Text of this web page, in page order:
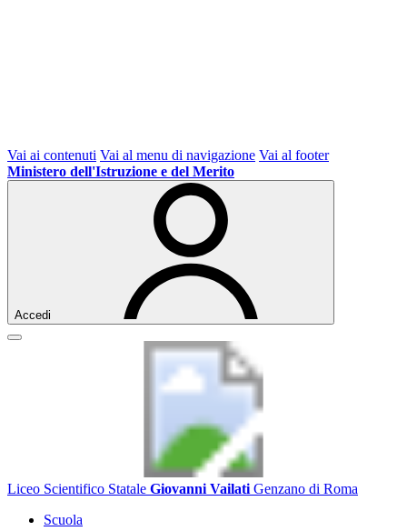
Vai ai contenuti Vai al menu di navigazione Vai al footer
Ministero dell'Istruzione e del Merito
Accedi
Liceo Scientifico Statale Giovanni Vailati Genzano di Roma
Scuola